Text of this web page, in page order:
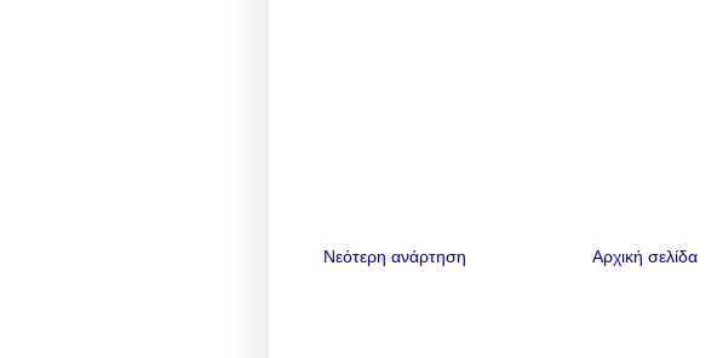
Νεότερη ανάρτηση Αρχική σελίδα